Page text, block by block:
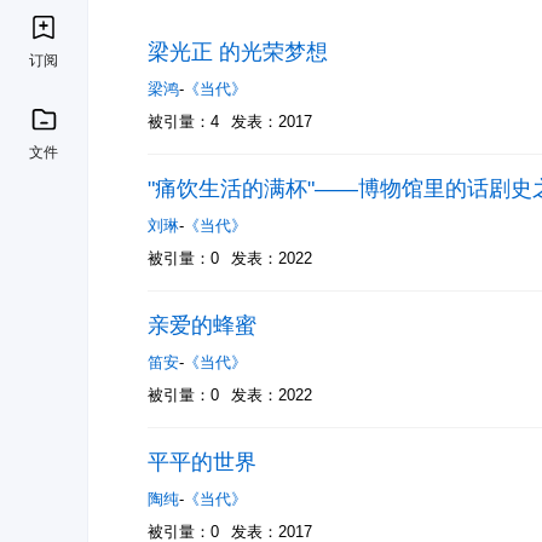
订阅
文件
梁光正 的光荣梦想
梁鸿- 《当代》
被引量：4
发表：2017
"痛饮生活的满杯"——博物馆里的话剧史
刘琳- 《当代》
被引量：0
发表：2022
亲爱的蜂蜜
笛安- 《当代》
被引量：0
发表：2022
平平的世界
陶纯- 《当代》
被引量：0
发表：2017